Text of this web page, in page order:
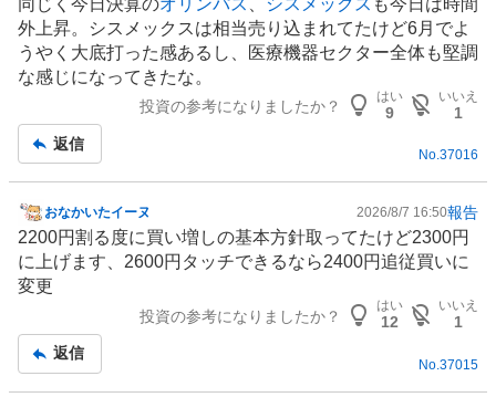
板
記
事
外上昇。シスメックスは相当売り込まれてたけど6月でよ
うやく大底打った感あるし、
医療機器セクター全体も堅調
な感じになってきたな。
投資の参考になりましたか？
はい
9
いいえ
1
返信
No.37016
掲
示
板
記
おなかいたイーヌ 2026/8/7 16:50報告
2200円割る度に買い増しの基本方針取ってたけど2300円
に上げます、2600円タッチできるなら2400円追従買いに
変更
投資の参考になりましたか？
はい
12
いいえ
1
返信
No. 37015